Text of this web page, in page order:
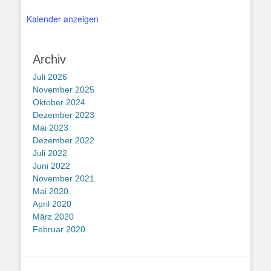
Kalender anzeigen
Archiv
Juli 2026
November 2025
Oktober 2024
Dezember 2023
Mai 2023
Dezember 2022
Juli 2022
Juni 2022
November 2021
Mai 2020
April 2020
März 2020
Februar 2020